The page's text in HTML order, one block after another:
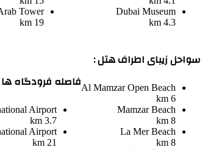
Dubai Museum
4.3 km
Tower
19 km
سواحل زیبای اطراف هتل :
Al Mamzar Open Beach
6 km
Mamzar Beach
8 km
La Mer Beach
8 km
فاصله فرودگاه ها
Airport
3.7 km
Airport
21 km